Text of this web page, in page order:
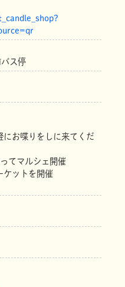
ス停
お喋りをしに来てくだ
てマルシェ開催
ケットを開催